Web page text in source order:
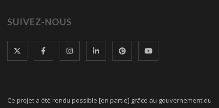
SUIVEZ-NOUS
Ce projet a été rendu possible [en partie] grâce au gouvernement du